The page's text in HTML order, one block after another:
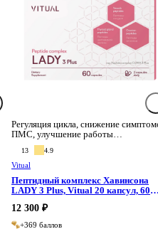
Регуляция цикла, снижение
ПМС, улучшение работы
репродуктивной системы.
13 4.9
Vitual
Пептидный комплекс Хавинсона
LADY 3 Plus, Vitual 20 капсул, 60
12 300 ₽
+369 баллов